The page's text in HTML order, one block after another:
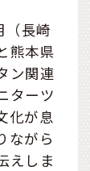
（長崎
熊本県
ン関連
ターツ
化が息
ながら
えしま